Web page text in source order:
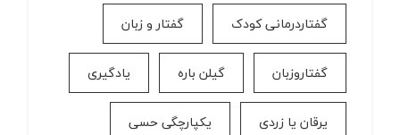
گفتاردرمانی کودک گفتار و زبان
گفتاروزبان گیلن باره یادگیری
یرقان یا زردی یکپارچگی حسی